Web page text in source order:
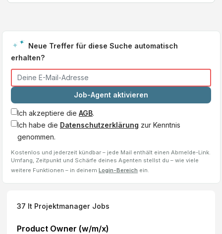
Neue Treffer für diese Suche automatisch
erhalten?
Job-Agent aktivieren
Ich akzeptiere die AGB.
Ich habe die Datenschutzerklärung zur Kenntnis
genommen.
Kostenlos und jederzeit kündbar – jede Mail enthält einen Abmelde-Link.
Umfang, Zeitpunkt und Schärfe deines Agenten stellst du – wie viele
weitere Funktionen – in deinem Login-Bereich ein.
37 It Projektmanager Jobs
Product Owner (w/m/x)